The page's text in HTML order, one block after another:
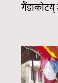
गैंडाकाेटय्